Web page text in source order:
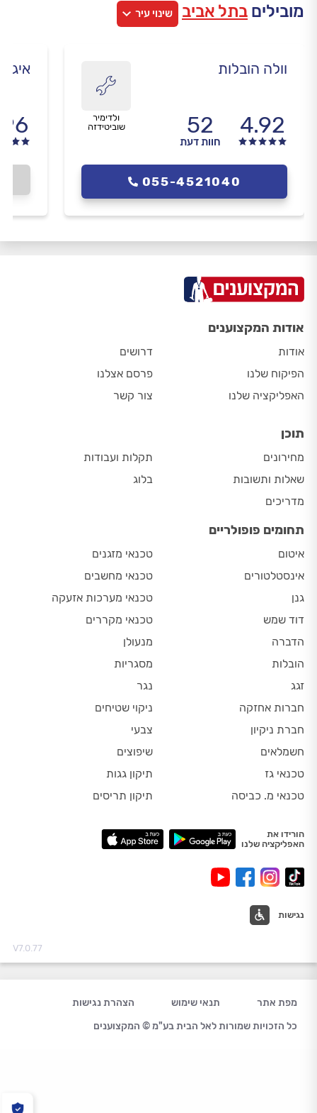
מובילים בתל אביב שינוי עיר
וולה הובלות
4.92
52
חוות דעת
ולדימיר
שוביטידזה
055-4521040
אודות המקצוענים
אודות
הפיקוח שלנו
האפליקציה שלנו
דרושים
פרסם אצלנו
צור קשר
תוכן
מחירונים
שאלות ותשובות
מדריכים
תקלות ועבודות
בלוג
תחומים פופולריים
איטום
אינסטלטורים
גנן
דוד שמש
הדברה
הובלות
זגג
חברות אחזקה
חברת ניקיון
חשמלאים
טכנאי גז
טכנאי מ. כביסה
טכנאי מזגנים
טכנאי מחשבים
טכנאי מערכות אזעקה
טכנאי מקררים
מנעולן
מסגריות
נגר
ניקוי שטיחים
צבעי
שיפוצים
תיקון גגות
תיקון תריסים
הורידו את
האפליקציה שלנו
נגישות
V7.0.77
מפת אתר תנאי שימוש
הצהרת נגישות
כל הזכויות שמורות לאל הבית בע"מ © המקצוענים